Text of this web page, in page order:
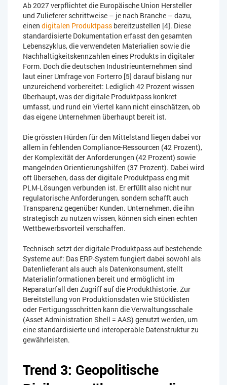
Ab 2027 verpflichtet die Europäische Union Hersteller
und Zulieferer schrittweise – je nach Branche – dazu,
einen digitalen Produktpass bereitzustellen [4]. Diese
standardisierte Dokumentation erfasst den gesamten
Lebenszyklus, die verwendeten Materialien sowie die
Nachhaltigkeitskennzahlen eines Produkts in digitaler
Form. Doch die deutschen Industrieunternehmen sind
laut einer Umfrage von Forterro [5] darauf bislang nur
unzureichend vorbereitet: Lediglich 42 Prozent wissen
überhaupt, was der digitale Produktpass konkret
umfasst, und rund ein Viertel kann nicht einschätzen, ob
das eigene Unternehmen überhaupt bereit ist.
Die grössten Hürden für den Mittelstand liegen dabei vor
allem in fehlenden Compliance-Ressourcen (42 Prozent),
der Komplexität der Anforderungen (42 Prozent) sowie
mangelnden Orientierungshilfen (37 Prozent). Dabei wird
oft übersehen, dass der digitale Produktpass eng mit
PLM-Lösungen verbunden ist. Er erfüllt also nicht nur
regulatorische Anforderungen, sondern schafft auch
Transparenz gegenüber Kunden. Unternehmen, die ihn
strategisch zu nutzen wissen, können sich einen echten
Wettbewerbsvorteil verschaffen.
Technisch setzt der digitale Produktpass auf bestehende
Systeme auf: Das ERP-System fungiert dabei sowohl als
Datenlieferant als auch als Datenkonsument, stellt
Materialinformationen bereit und ermöglicht im
Reparaturfall den Zugriff auf die Produkthistorie. Zur
Bereitstellung von Produktionsdaten wie Stücklisten
oder Fertigungsschritten kann die Verwaltungsschale
(Asset Administration Shell = AAS) genutzt werden, um
eine standardisierte und interoperable Datenstruktur zu
gewährleisten.
Trend 3: Geopolitische